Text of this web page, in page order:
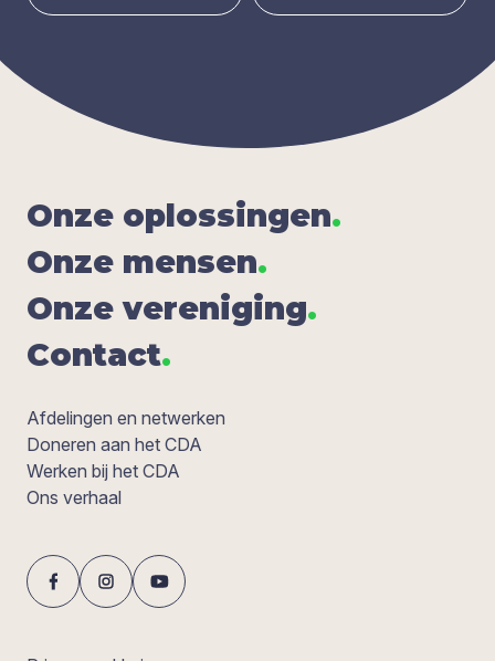
Onze oplos­sin­gen.
Onze men­sen.
Onze ver­e­ni­ging.
Con­tact.
Afdelingen en netwerken
Doneren aan het CDA
Werken bij het CDA
Ons verhaal